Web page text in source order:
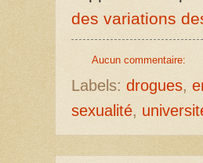
des variations
Aucun commentaire:
Labels: drogues,
sexualité,